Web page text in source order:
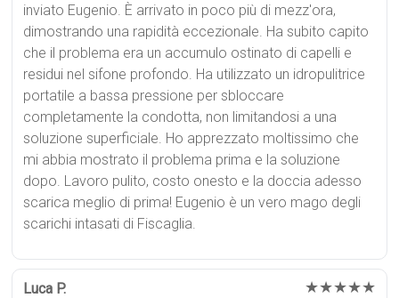
inviato Eugenio. È arrivato in poco più di mezz'ora,
dimostrando una rapidità eccezionale. Ha subito capito
che il problema era un accumulo ostinato di capelli e
residui nel sifone profondo. Ha utilizzato un idropulitrice
portatile a bassa pressione per sbloccare
completamente la condotta, non limitandosi a una
soluzione superficiale. Ho apprezzato moltissimo che
mi abbia mostrato il problema prima e la soluzione
dopo. Lavoro pulito, costo onesto e la doccia adesso
scarica meglio di prima! Eugenio è un vero mago degli
scarichi intasati di Fiscaglia.
Luca P. ★★★★★